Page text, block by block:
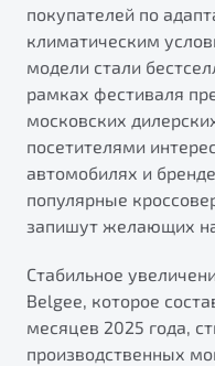
от 2 499 990 ₽*
Обзор В наличии
покупателей по
климатическим
модели стали
рамках фестиваля
московских
посетителями
автомобилях и
популярные
запишут желающих
Стабильное
Belgee, которое
месяцев 2025 года,
производственных